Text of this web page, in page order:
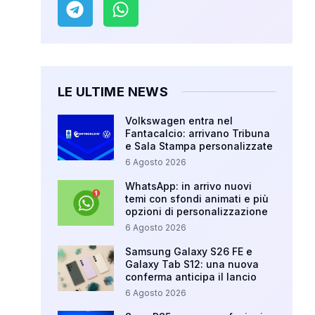
LE ULTIME NEWS
Volkswagen entra nel
Fantacalcio: arrivano Tribuna
e Sala Stampa personalizzate
6 Agosto 2026
WhatsApp: in arrivo nuovi
temi con sfondi animati e più
opzioni di personalizzazione
6 Agosto 2026
Samsung Galaxy S26 FE e
Galaxy Tab S12: una nuova
conferma anticipa il lancio
6 Agosto 2026